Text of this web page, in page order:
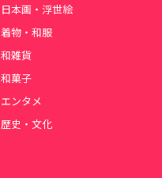
日本画・浮世絵
着物・和服
和雑貨
和菓子
エンタメ
歴史・文化